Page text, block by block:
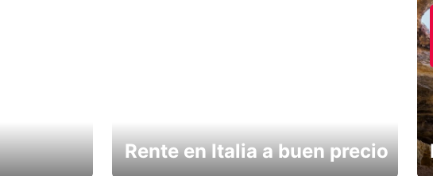
Rente en Italia a buen precio